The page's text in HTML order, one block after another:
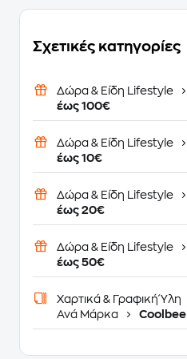
Σχετικές κατηγορίες
Δώρα & Είδη Lifestyle
έως 100€
Δώρα & Είδη Lifestyle
έως 10€
Δώρα & Είδη Lifestyle
έως 20€
Δώρα & Είδη Lifestyle
έως 50€
Χαρτικά & Γραφική Ύλη
Ανά Μάρκα
Coolbee